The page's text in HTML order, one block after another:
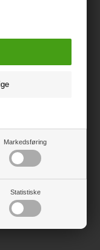
Markedsføring
Statistiske